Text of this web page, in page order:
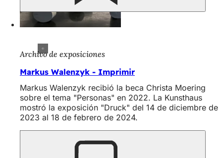
Archivo de exposiciones
Markus Walenzyk - Imprimir
Markus Walenzyk recibió la beca Christa Moering
sobre el tema "Personas" en 2022. La Kunsthaus
mostró la exposición "Druck" del 14 de diciembre de
2023 al 18 de febrero de 2024.